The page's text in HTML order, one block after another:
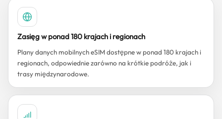
Zasięg w ponad 180 krajach i regionach
Plany danych mobilnych eSIM dostępne w ponad 180 krajach i
regionach, odpowiednie zarówno na krótkie podróże, jak i
trasy międzynarodowe.